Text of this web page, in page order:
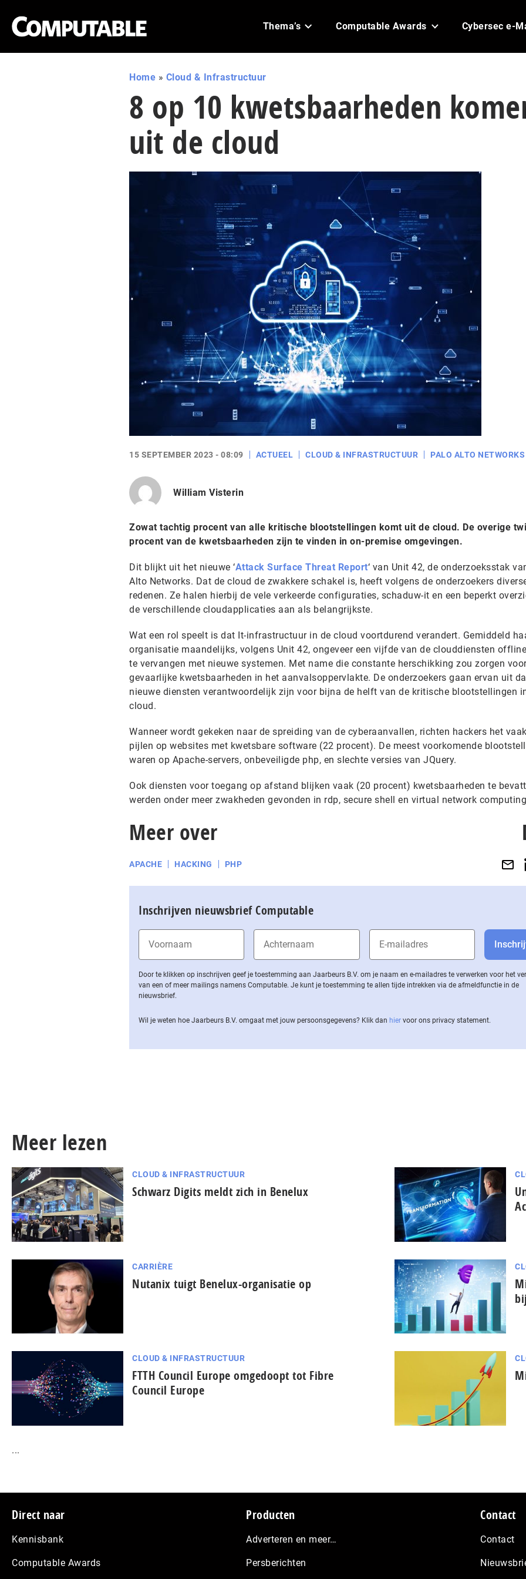
Thema’s Computable Awards Cybersec e-
Home » Cloud & Infrastructuur
8 op 10 kwetsbaarheden
uit de cloud
15 SEPTEMBER 2023 - 08:09 ACTUEEL CLOUD & INFRASTRUCTUUR PALO ALTO NETWORKS
William Visterin
Zowat tachtig procent van alle kritische blootstellingen komt uit de cloud. De overige
procent van de kwetsbaarheden zijn te vinden in on-premise omgevingen.
Dit blijkt uit het nieuwe ‘Attack Surface Threat Report‘ van Unit 42, de onderzoeksstak
Alto Networks. Dat de cloud de zwakkere schakel is, heeft volgens de onderzoekers
redenen. Ze halen hierbij de vele verkeerde configuraties, schaduw-it en een beperkt
de verschillende cloudapplicaties aan als belangrijkste.
Wat een rol speelt is dat It-infrastructuur in de cloud voortdurend verandert. Gemiddeld
organisatie maandelijks, volgens Unit 42, ongeveer een vijfde van de clouddiensten
te vervangen met nieuwe systemen. Met name die constante herschikking zou zorgen
gevaarlijke kwetsbaarheden in het aanvalsoppervlakte. De onderzoekers gaan ervan uit
nieuwe diensten verantwoordelijk zijn voor bijna de helft van de kritische blootstellingen
cloud.
Wanneer wordt gekeken naar de spreiding van de cyberaanvallen, richten hackers het
pijlen op websites met kwetsbare software (22 procent). De meest voorkomende
waren op Apache-servers, onbeveiligde php, en slechte versies van JQuery.
Ook diensten voor toegang op afstand blijken vaak (20 procent) kwetsbaarheden te
werden onder meer zwakheden gevonden in rdp, secure shell en virtual network
Meer over
APACHE HACKING PHP
Inschrijven nieuwsbrief Computable
Door te klikken op inschrijven geef je toestemming aan Jaarbeurs B.V. om je naam en e-mailadres te verwerken voor het
van een of meer mailings namens Computable. Je kunt je toestemming te allen tijde intrekken via de af­meld­func­tie in de
nieuwsbrief.
Wil je weten hoe Jaarbeurs B.V. omgaat met jouw per­soons­ge­ge­vens? Klik dan hier voor ons privacy statement.
Meer lezen
CLOUD & INFRASTRUCTUUR
Schwarz Digits meldt zich in Benelux
CARRIÈRE
Nutanix tuigt Benelux-organisatie op
CLOUD & INFRASTRUCTUUR
FTTH Council Europe omgedoopt tot Fibre
Council Europe
...
Footer
Direct naar
Kennisbank
Computable Awards
Producten
Adverteren en meer…
Persberichten
Contact
Contact